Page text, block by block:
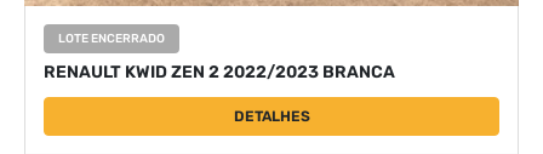
LOTE ENCERRADO
RENAULT KWID ZEN 2 2022/2023 BRANCA
DETALHES